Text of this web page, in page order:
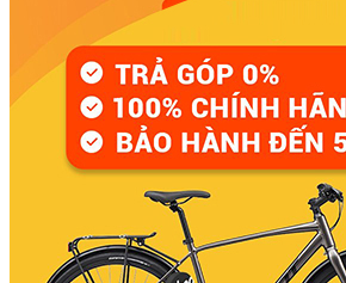
Phụ kiện khác
PHỤ TÙNG
HỆ THỐNG TRUYỀN LỰC
Group
Đùi đĩa
Tay đề (chuyển số)
Gạt líp / Gạt đĩa
Xích (Sên)
Líp
Pedal (Bàn đạp)
HỆ THỐNG CHUYỂN
Trục giữa
Moay ơ